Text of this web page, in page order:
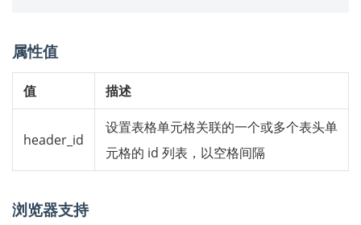
属性值
值 描述
header_id
设置表格单元格关联的一个或多个表头单
元格的 id 列表，以空格间隔
浏览器支持